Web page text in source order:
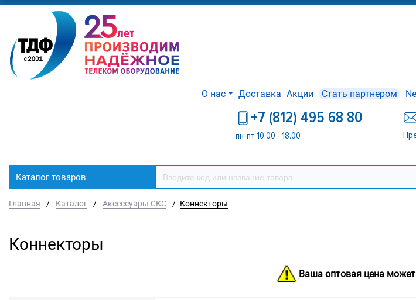
О нас Доставка Акции Стать партнером
+7 (812) 495 68 80
пн-пт 10.00 - 18.00
Каталог товаров
Главная / Каталог / Аксессуары СКС / Коннекторы
Коннекторы
Ваша оптовая цена